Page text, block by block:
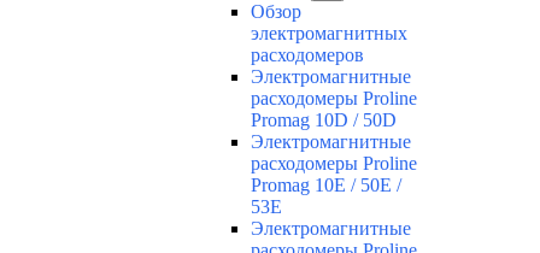
Обзор
электромагнитных
расходомеров
Электромагнитные
расходомеры Proline
Promag 10D / 50D
Электромагнитные
расходомеры Proline
Promag 10E / 50E /
53E
Электромагнитные